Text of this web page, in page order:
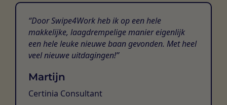
Door Swipe4Work heb ik op een hele
makkelijke, laagdrempelige manier eigenlijk
een hele leuke nieuwe baan gevonden. Met heel
veel nieuwe uitdagingen!
Martijn
Certinia Consultant